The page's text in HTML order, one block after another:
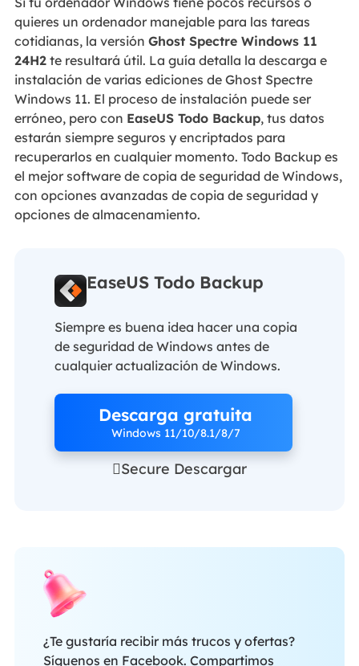
quieres un ordenador manejable para las tareas
cotidianas, la versión Ghost Spectre Windows 11
24H2te resultará útil. La guía detalla la descarga e
instalación de varias ediciones de Ghost Spectre
Windows 11. El proceso de instalación puede ser
erróneo, pero con EaseUS Todo Backup, tus datos
estarán siempre seguros y encriptados para
recuperarlos en cualquier momento. Todo Backup es
el mejor software de copia de seguridad de Windows,
con opciones avanzadas de copia de seguridad y
opciones de almacenamiento.
EaseUS Todo Backup
Siempre es buena idea hacer una copia
de seguridad de Windows antes de
cualquier actualización de Windows.
Descarga gratuita
Windows 11/10/8.1/8/7
Secure Descargar
¿Te gustaría recibir más trucos y ofertas?
Síguenos en Facebook. Compartimos